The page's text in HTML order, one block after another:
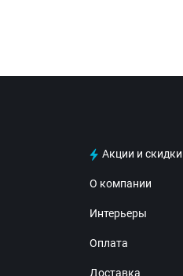
Акции и скидки
О компании
Интерьеры
Оплата
Доставка